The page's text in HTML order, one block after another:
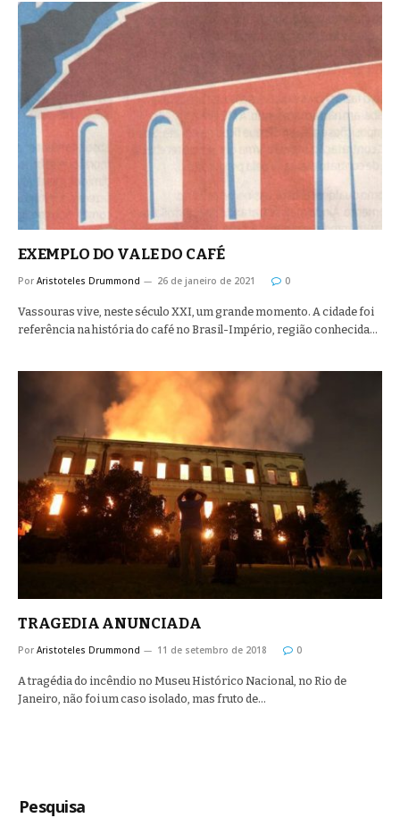
EXEMPLO DO VALE DO CAFÉ
Por Aristoteles Drummond 26 de janeiro de 2021 0
Vassouras vive, neste século XXI, um grande momento. A cidade foi
referência na história do café no Brasil-Império, região conhecida…
TRAGEDIA ANUNCIADA
Por Aristoteles Drummond 11 de setembro de 2018 0
A tragédia do incêndio no Museu Histórico Nacional, no Rio de
Janeiro, não foi um caso isolado, mas fruto de…
Pesquisa